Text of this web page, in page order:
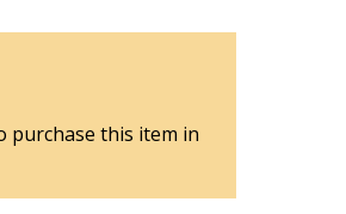
purchase this item in